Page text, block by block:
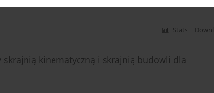
Stats
skrajnią kinematyczną i skrajnią budowli dla